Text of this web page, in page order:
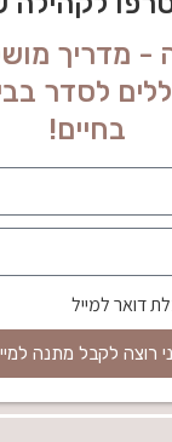
- מדריך
15 כללים לסדר
בחיים!
דואר למייל
רוצה לקבל מתנה